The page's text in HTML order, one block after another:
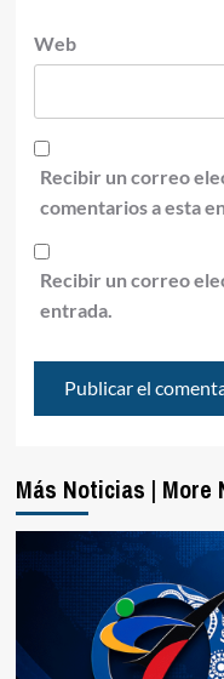
Web
Recibir un correo
comentarios a esta
Recibir un correo
entrada.
Más Noticias | More